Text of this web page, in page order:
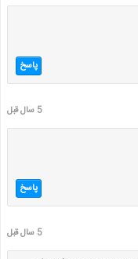
پاسخ
5 سال قبل
پاسخ
5 سال قبل